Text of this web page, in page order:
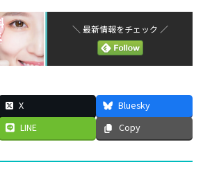
＼ 最新情報をチェック ／
X
Bluesky
LINE Copy